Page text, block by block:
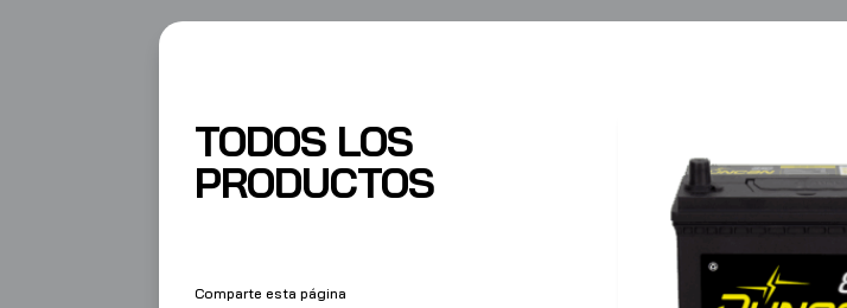
TODOS LOS
PRODUCTOS
Comparte esta página